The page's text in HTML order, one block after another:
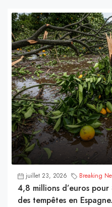
juillet 23, 2026 Breaking
4,8 millions d’euros
des tempêtes en Espagne.